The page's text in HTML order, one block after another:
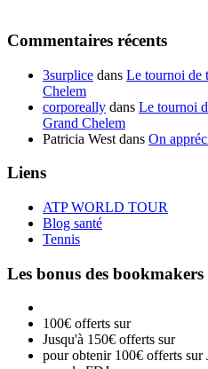
Commentaires récents
3surplice dans Le tournoi de
Chelem
corporeally dans Le tournoi
Grand Chelem
Patricia West dans On
Liens
ATP WORLD TOUR
Blog santé
Tennis
Les bonus des bookmakers
100€ offerts sur
Jusqu'à 150€ offerts sur
pour obtenir 100€ offerts sur